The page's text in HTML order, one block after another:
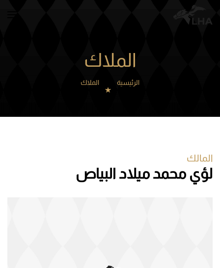
الملاك
الرئيسية الملاك
المالك
لؤي محمد ميلاد البياص